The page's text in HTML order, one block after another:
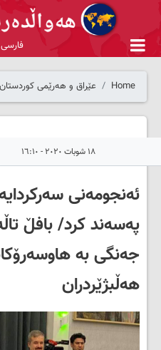
فارسی
Home عێراق و هەرێمی کوردستان
١٨ شوبات ٢٠٢٠ - ١٦:١٠
ئه‌نجومه‌نی
په‌سه‌ند کرد/ بافڵ
جەنگی بە
هەڵبژێردران